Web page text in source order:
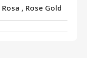
Rosa , Rose Gold